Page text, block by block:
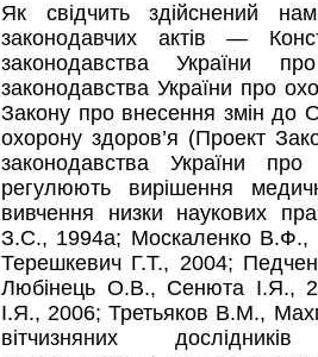
Як свідчить здійснений
законодавчих актів —
законодавства України
законодавства України про
Закону про внесення змін до
охорону здоров’я (Проект
законодавства України
регулюють вирішення
вивчення низки наукових
З.С., 1994а; Москаленко В.Ф.,
Терешкевич Г.Т., 2004;
Любінець О.В., Сенюта І.Я.,
І.Я., 2006; Третьяков В.М.,
вітчизняних